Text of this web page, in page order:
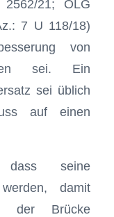
21; OLG
7 U 118/18)
von
sei. Ein
sei üblich
auf einen
dass seine
damit
der Brücke